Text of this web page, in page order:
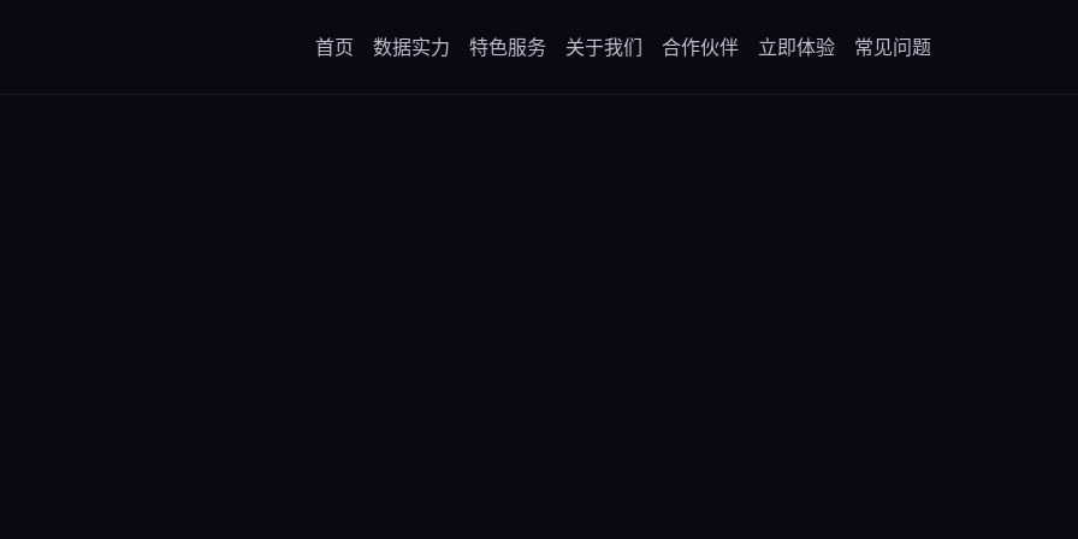
首页 数据实力 特色服务 关于我们 合作伙伴 立即体验 常见问题